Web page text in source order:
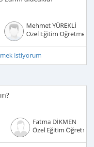
Mehmet YÜREKLİ
Özel Eğitim Öğretmeni
istiyorum
Fatma DİKMEN
Özel Eğitim